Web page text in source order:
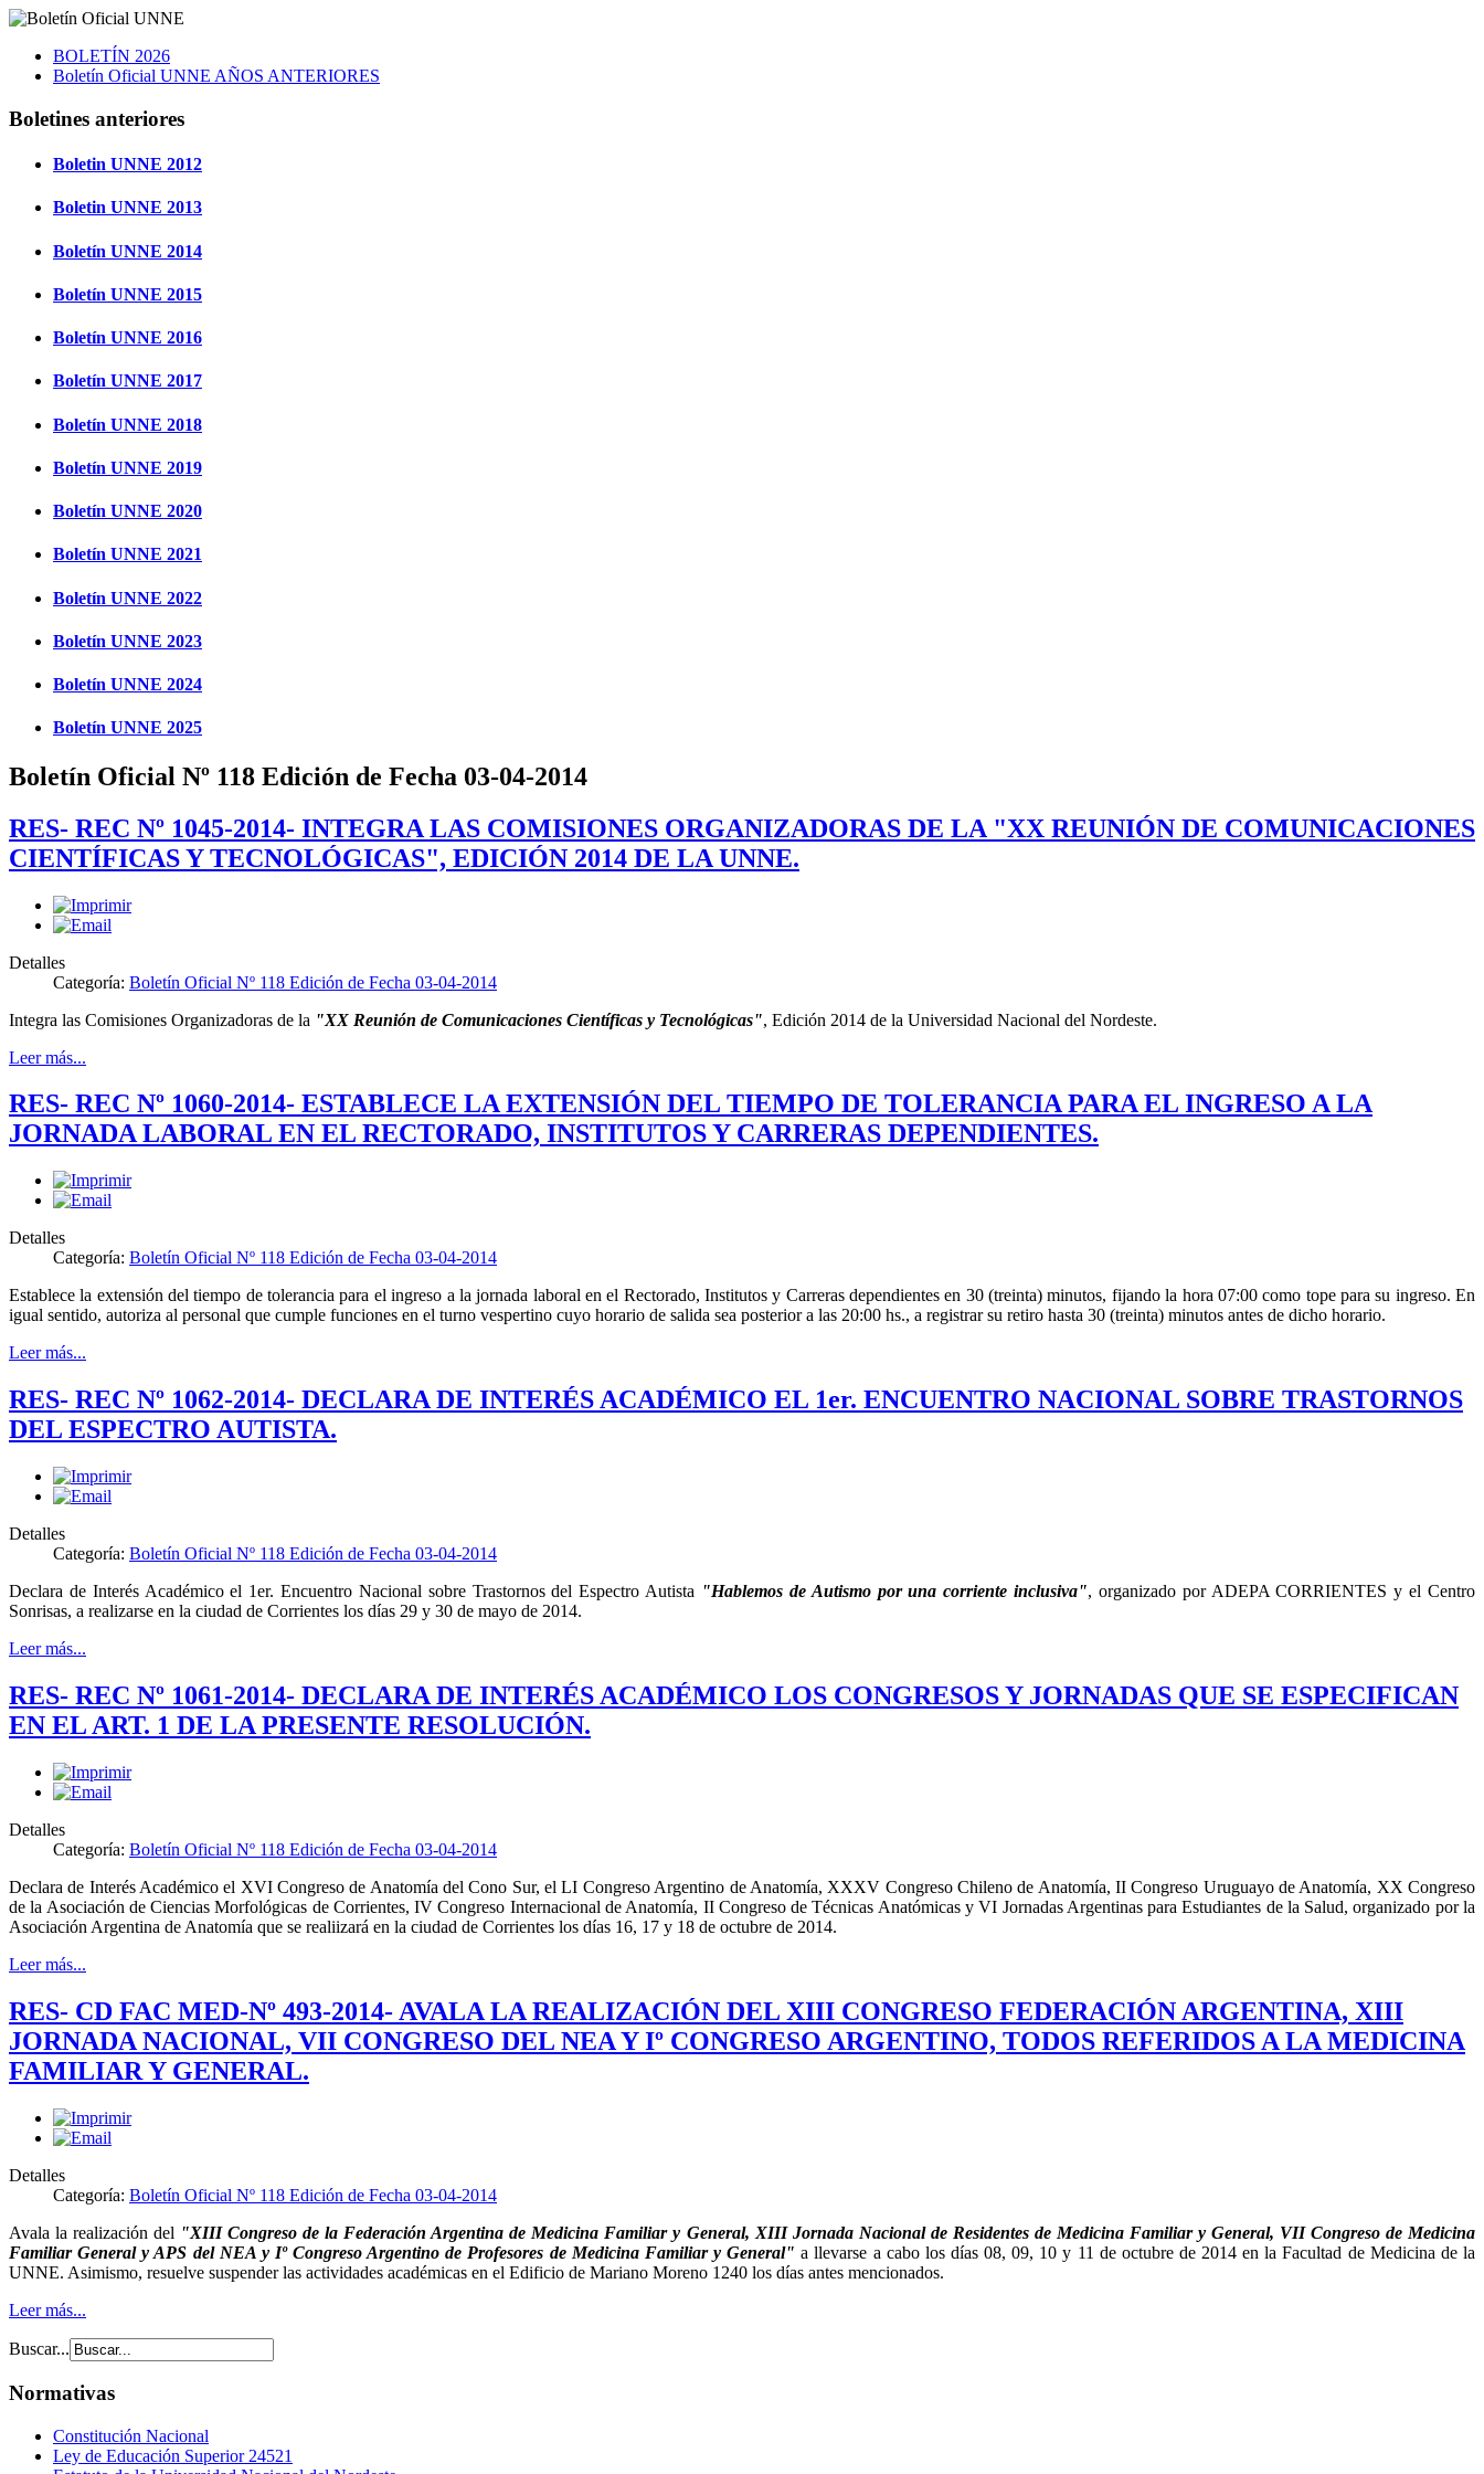
BOLETÍN 2026
Boletín Oficial UNNE AÑOS ANTERIORES
Boletines anteriores
Boletin UNNE 2012
Boletin UNNE 2013
Boletín UNNE 2014
Boletín UNNE 2015
Boletín UNNE 2016
Boletín UNNE 2017
Boletín UNNE 2018
Boletín UNNE 2019
Boletín UNNE 2020
Boletín UNNE 2021
Boletín UNNE 2022
Boletín UNNE 2023
Boletín UNNE 2024
Boletín UNNE 2025
Boletín Oficial Nº 118 Edición de Fecha 03-04-2014
RES- REC Nº 1045-2014- INTEGRA LAS COMISIONES ORGANIZADORAS DE LA "XX REUNIÓN DE COMUNICACIONES
CIENTÍFICAS Y TECNOLÓGICAS", EDICIÓN 2014 DE LA UNNE.
Detalles
Categoría: Boletín Oficial Nº 118 Edición de Fecha 03-04-2014
Integra las Comisiones Organizadoras de la "XX Reunión de Comunicaciones Científicas y Tecnológicas", Edición 2014 de la Universidad Nacional del Nordeste.
Leer más...
RES- REC Nº 1060-2014- ESTABLECE LA EXTENSIÓN DEL TIEMPO DE TOLERANCIA PARA EL INGRESO A LA
JORNADA LABORAL EN EL RECTORADO, INSTITUTOS Y CARRERAS DEPENDIENTES.
Detalles
Categoría: Boletín Oficial Nº 118 Edición de Fecha 03-04-2014
Establece la extensión del tiempo de tolerancia para el ingreso a la jornada laboral en el Rectorado, Institutos y Carreras dependientes en 30 (treinta) minutos, fijando la hora 07:00 como tope para su ingreso. En
igual sentido, autoriza al personal que cumple funciones en el turno vespertino cuyo horario de salida sea posterior a las 20:00 hs., a registrar su retiro hasta 30 (treinta) minutos antes de dicho horario.
Leer más...
RES- REC Nº 1062-2014- DECLARA DE INTERÉS ACADÉMICO EL 1er. ENCUENTRO NACIONAL SOBRE TRASTORNOS
DEL ESPECTRO AUTISTA.
Detalles
Categoría: Boletín Oficial Nº 118 Edición de Fecha 03-04-2014
Declara de Interés Académico el 1er. Encuentro Nacional sobre Trastornos del Espectro Autista "Hablemos de Autismo por una corriente inclusiva", organizado por ADEPA CORRIENTES y el Centro
Sonrisas, a realizarse en la ciudad de Corrientes los días 29 y 30 de mayo de 2014.
Leer más...
RES- REC Nº 1061-2014- DECLARA DE INTERÉS ACADÉMICO LOS CONGRESOS Y JORNADAS QUE SE ESPECIFICAN
EN EL ART. 1 DE LA PRESENTE RESOLUCIÓN.
Detalles
Categoría: Boletín Oficial Nº 118 Edición de Fecha 03-04-2014
Declara de Interés Académico el XVI Congreso de Anatomía del Cono Sur, el LI Congreso Argentino de Anatomía, XXXV Congreso Chileno de Anatomía, II Congreso Uruguayo de Anatomía, XX Congreso
de la Asociación de Ciencias Morfológicas de Corrientes, IV Congreso Internacional de Anatomía, II Congreso de Técnicas Anatómicas y VI Jornadas Argentinas para Estudiantes de la Salud, organizado por la
Asociación Argentina de Anatomía que se realiizará en la ciudad de Corrientes los días 16, 17 y 18 de octubre de 2014.
Leer más...
RES- CD FAC MED-Nº 493-2014- AVALA LA REALIZACIÓN DEL XIII CONGRESO FEDERACIÓN ARGENTINA, XIII
JORNADA NACIONAL, VII CONGRESO DEL NEA Y Iº CONGRESO ARGENTINO, TODOS REFERIDOS A LA MEDICINA
FAMILIAR Y GENERAL.
Detalles
Categoría: Boletín Oficial Nº 118 Edición de Fecha 03-04-2014
Avala la realización del "XIII Congreso de la Federación Argentina de Medicina Familiar y General, XIII Jornada Nacional de Residentes de Medicina Familiar y General, VII Congreso de Medicina
Familiar General y APS del NEA y Iº Congreso Argentino de Profesores de Medicina Familiar y General" a llevarse a cabo los días 08, 09, 10 y 11 de octubre de 2014 en la Facultad de Medicina de la
UNNE. Asimismo, resuelve suspender las actividades académicas en el Edificio de Mariano Moreno 1240 los días antes mencionados.
Leer más...
Buscar...
Normativas
Constitución Nacional
Ley de Educación Superior 24521